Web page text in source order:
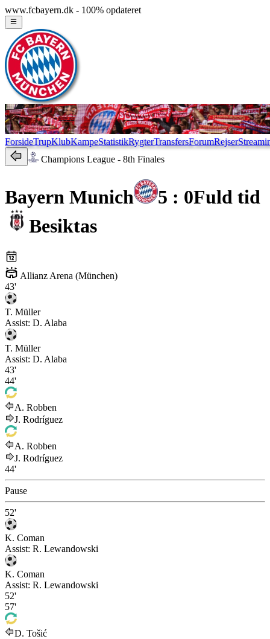
www.fcbayern.dk - 100% opdateret
ForsideTrupKlubKampeStatistikRygterTransfersForumRejser
Champions League - 8th Finales
Bayern Munich 5 : 0Fuld tid
Besiktas
Allianz Arena (München)
43'
T. Müller
Assist: D. Alaba
T. Müller
Assist: D. Alaba
43'
44'
A. Robben
J. Rodríguez
A. Robben
J. Rodríguez
44'
Pause
52'
K. Coman
Assist: R. Lewandowski
K. Coman
Assist: R. Lewandowski
52'
57'
D. Tošić